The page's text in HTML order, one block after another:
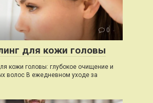
0
для кожи головы
кожи головы: глубокое очищение и
волос В ежедневном уходе за